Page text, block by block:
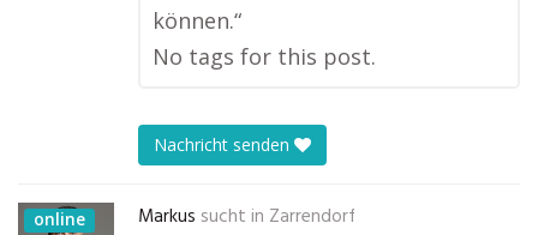
können.“
No tags for this post.
Nachricht senden
online Markus sucht in Zarrendorf